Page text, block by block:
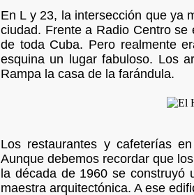
En L y 23, la intersección que ya
ciudad. Frente a Radio Centro
de toda Cuba. Pero realmente
esquina un lugar fabuloso. Los
Rampa la casa de la farándula.
Los restaurantes y cafeterías
Aunque debemos recordar que
la década de 1960 se
maestra arquitectónica. A ese